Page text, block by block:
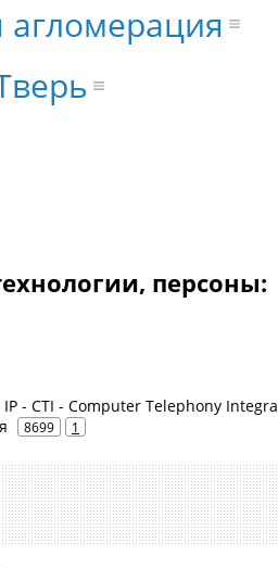
агломерация
персоны:
IP - CTI - Computer Telephony
8699 1